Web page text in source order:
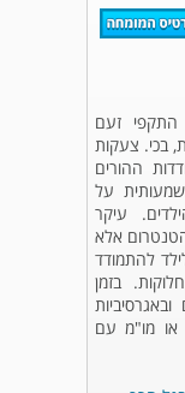
זעם
בכי. צעקות
ההורים
על
עיקר
אלא
להתמודד
בזמן
או מו"מ עם